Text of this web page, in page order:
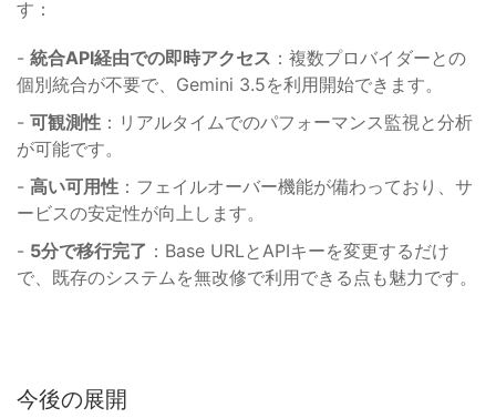
す：
- 統合API経由での即時アクセス ：複数プロバイダーとの
個別統合が不要で、Gemini 3.5を利用開始できます。
- 可観測性 ：リアルタイムでのパフォーマンス監視と分析
が可能です。
- 高い可用性 ：フェイルオーバー機能が備わっており、サ
ービスの安定性が向上します。
- 5分で移行完了 ：Base URLとAPIキーを変更するだけ
で、既存のシステムを無改修で利用できる点も魅力です。
今後の展開